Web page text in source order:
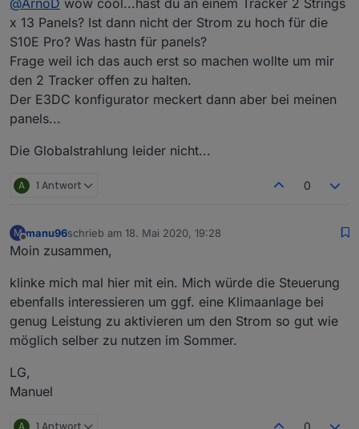
View E3DC-Control: Stand 04.10.2020
@ArnoD wow cool...hast du an einem Tracker 2 Strings
x 13 Panels? Ist dann nicht der Strom zu hoch für die
S10E Pro? Was hastn für panels?
Frage weil ich das auch erst so machen wollte um mir
den 2 Tracker offen zu halten.
Der E3DC konfigurator meckert dann aber bei meinen
panels...
Die Globalstrahlung leider nicht...
A 1 Antwort 0
M
Offline
manu96schrieb am 18. Mai 2020, 19:28
zuletzt editiert von
Moin zusammen,
klinke mich mal hier mit ein. Mich würde die Steuerung
ebenfalls interessieren um ggf. eine Klimaanlage bei
genug Leistung zu aktivieren um den Strom so gut wie
möglich selber zu nutzen im Sommer.
LG,
Manuel
A 1 Antwort